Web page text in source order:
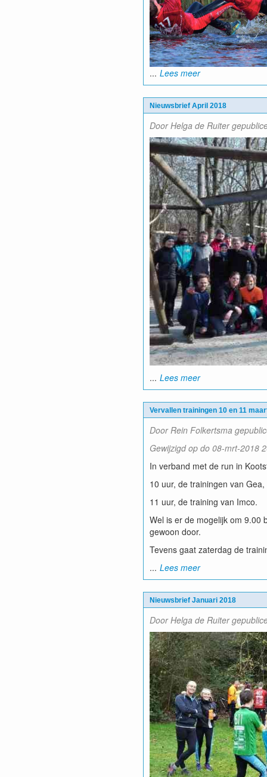
... Lees meer
Nieuwsbrief April 2018
Door Helga de Ruiter
... Lees meer
Vervallen trainingen 10 en 11
Door Rein Folkertsma
Gewijzigd op do 08-mrt-2018
In verband met de run in
10 uur, de trainingen van
11 uur, de training van Imco.
Wel is er de mogelijk om 9.00
gewoon door.
Tevens gaat zaterdag de
... Lees meer
Nieuwsbrief Januari 2018
Door Helga de Ruiter